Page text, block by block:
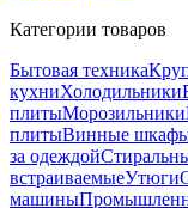
Категории товаров
Бытовая техника
кухниХолодильники
плитыМорозильники
плитыВинные
за одеждой
встраиваемыеУтюги
машины